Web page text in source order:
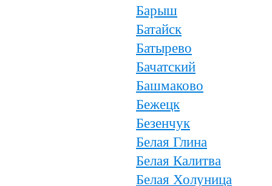
Барыш
Батайск
Батырево
Бачатский
Башмаково
Бежецк
Безенчук
Белая Глина
Белая Калитва
Белая Холуница